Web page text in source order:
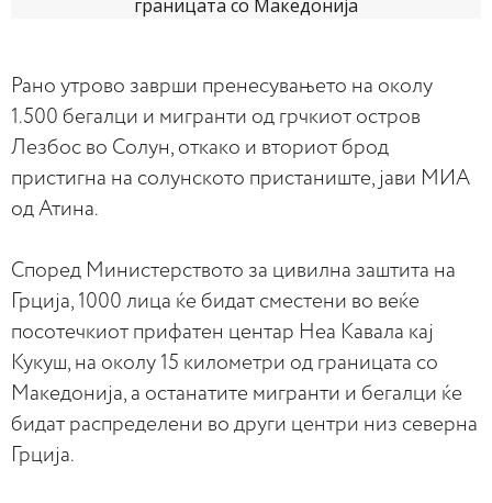
Рано утрово заврши пренесувањето на околу
1.500 бегалци и мигранти од грчкиот остров
Лезбос во Солун, откако и вториот брод
пристигна на солунското пристаниште, jави МИА
од Атина.
Според Министерството за цивилна заштита на
Грција, 1000 лица ќе бидат сместени во веќе
посотечкиот прифатен центар Неа Кавала кај
Кукуш, на околу 15 километри од границата со
Македонија, а останатите мигранти и бегалци ќе
бидат распределени во други центри низ северна
Грција.